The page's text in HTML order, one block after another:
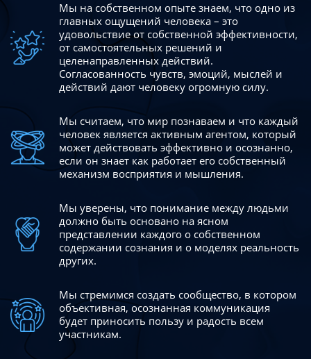
Мы на собственном опыте знаем, что одно из
главных ощущений человека – это
удовольствие от собственной эффективности,
от самостоятельных решений и
целенаправленных действий.
Согласованность чувств, эмоций, мыслей и
действий дают человеку огромную силу.
Мы считаем, что мир познаваем и что каждый
человек является активным агентом, который
может действовать эффективно и осознанно,
если он знает как работает его собственный
механизм восприятия и мышления.
Мы уверены, что понимание между людьми
должно быть основано на ясном
представлении каждого о собственном
содержании сознания и о моделях реальность
других.
Мы стремимся создать сообщество, в котором
объективная, осознанная коммуникация
будет приносить пользу и радость всем
участникам.